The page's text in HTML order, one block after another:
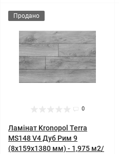
Продано
0
Ламінат Kronopol Terra
MS148 V4 Дуб Рим 9
(8x159x1380 мм) - 1,975 м2/